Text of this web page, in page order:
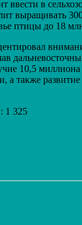
ввести в
выращивать
птицы до 18
10,5
а также
1 325